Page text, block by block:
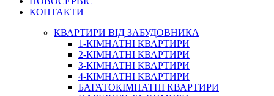
КОНТАКТИ
КВАРТИРИ ВІД ЗАБУДОВНИКА
1-КІМНАТНІ КВАРТИРИ
2-КІМНАТНІ КВАРТИРИ
3-КІМНАТНІ КВАРТИРИ
4-КІМНАТНІ КВАРТИРИ
БАГАТОКІМНАТНІ КВАРТИРИ